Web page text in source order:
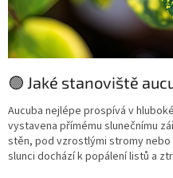
🟢 Jaké stanoviště
Aucuba nejlépe prospívá v
vystavena přímému slunečnímu
stěn, pod vzrostlými stromy nebo
slunci dochází k popálení listů a